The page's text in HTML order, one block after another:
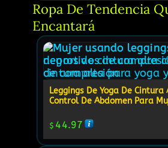
Ropa De Tendencia
Encantará
Leggings De Yoga De Cintura
Control De Abdomen Para
$ 44.97